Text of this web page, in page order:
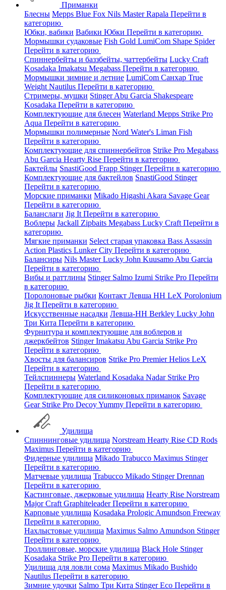
Приманки
Блесны Mepps Blue Fox Nils MasterRapala Перейти в
категорию
Юбки, вабики Вабики Юбки Перейти в категорию
Мормышки судаковые Fish Gold LumiCom Shape Spider
Перейти в категорию
Спиннербейты и баззбейты, чаттербейты Lucky Craft
Kosadaka Imakatsu Megabass Перейти в категорию
Мормышки зимние и летние LumiCom Санхар True
Weight Nautilus Перейти в категорию
Стримеры, мушки StingerAbu Garcia Shakespeare
Kosadaka Перейти в категорию
Комплектующие для блесен Waterland Mepps Strike Pro
Aqua Перейти в категорию
Мормышки полимерные Nord Water's Liman Fish
Перейти в категорию
Комплектующие для спиннербейтов Strike Pro Megabass
Abu Garcia Hearty Rise Перейти в категорию
Бактейлы SnastiGood Frapp StingerПерейти в категорию
Комплектующие для бактейлов SnastiGood Stinger
Перейти в категорию
Морские приманки Mikado Higashi Akara Savage Gear
Перейти в категорию
Баланслаги Jig It Перейти в категорию
Воблеры Jackall Zipbaits Megabass Lucky Craft Перейти в
категорию
Мягкие приманки Select старая упаковка Bass Assassin
Action Plastics Lunker City Перейти в категорию
Балансиры Nils MasterLucky John Kuusamo Abu Garcia
Перейти в категорию
Вибы и раттлины Stinger Salmo Izumi Strike Pro Перейти
в категорию
Поролоновые рыбки Контакт Левша НН LeX Porolonium
Jig It Перейти в категорию
Искусственные насадки Левша-НН Berkley Lucky John
Три Кита Перейти в категорию
Фурнитура и комплектующие для воблеров и
джеркбейтов StingerImakatsu Abu Garcia Strike Pro
Перейти в категорию
Хвосты для балансиров Strike Pro PremierHelios LeX
Перейти в категорию
Тейлспиннеры Waterland Kosadaka Nadar Strike Pro
Перейти в категорию
Комплектующие для силиконовых приманок Savage
Gear Strike Pro DecoyYummy Перейти в категорию
Удилища
Спиннинговые удилища Norstream Hearty Rise CD Rods
Maximus Перейти в категорию
Фидерные удилища Mikado Trabucco Maximus Stinger
Перейти в категорию
Матчевые удилища Trabucco Mikado StingerDrennan
Перейти в категорию
Кастинговые, джерковые удилища Hearty Rise Norstream
Major Craft GraphiteleaderПерейти в категорию
Карповые удилища Kosadaka Prologic Amundson Freeway
Перейти в категорию
Нахлыстовые удилища Maximus Salmo Amundson Stinger
Перейти в категорию
Троллинговые, морские удилища Black Hole Stinger
Kosadaka Strike Pro Перейти в категорию
Удилища для ловли сома Maximus Mikado Bushido
Nautilus Перейти в категорию
Зимние удочки Salmo Три Кита StingerEco Перейти в